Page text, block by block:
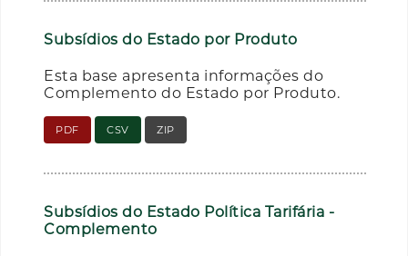
Subsídios do Estado por Produto
Esta base apresenta informações do
Complemento do Estado por Produto.
PDF CSV ZIP
Subsídios do Estado Política Tarifária -
Complemento